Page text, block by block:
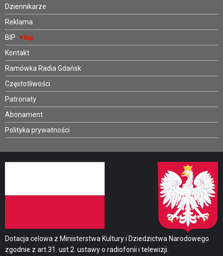
Dziennikarze
Reklama
BIP
Kontakt
Ramówka Radia Gdańsk
Częstotliwości
Patronaty
Abonament
Polityka prywatności
Dotacja celowa z Ministerstwa Kultury i Dziedzictwa Narodowego
zgodnie z art.31. ust.2. ustawy o radiofonii i telewizji.